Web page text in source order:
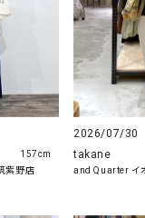
紫野店
157cm
2026/07/30
takane
and Quarter イ